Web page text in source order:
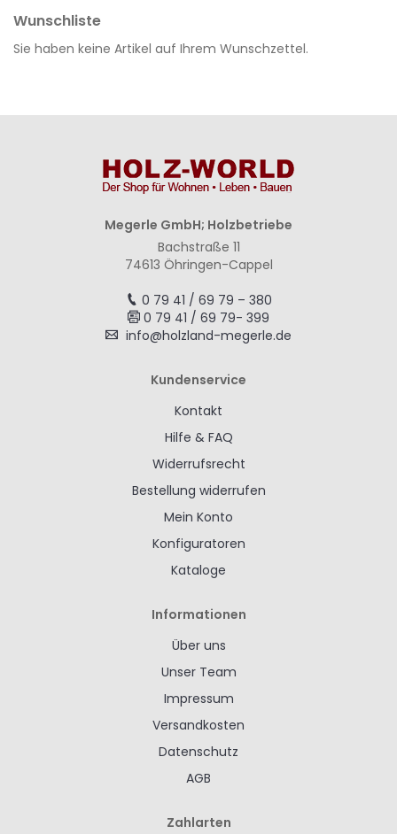
Wunschliste
Sie haben keine Artikel auf Ihrem Wunschzettel.
Megerle GmbH; Holzbetriebe
Bachstraße 11
74613 Öhringen-Cappel
0 79 41 / 69 79 – 380
0 79 41 / 69 79- 399
info@holzland-megerle.de
Kundenservice
Kontakt
Hilfe & FAQ
Widerrufsrecht
Bestellung widerrufen
Mein Konto
Konfiguratoren
Kataloge
Informationen
Über uns
Unser Team
Impressum
Versandkosten
Datenschutz
AGB
Zahlarten